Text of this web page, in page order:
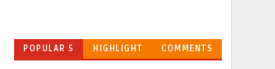
POPULAR 5 HIGHLIGHT COMMENTS